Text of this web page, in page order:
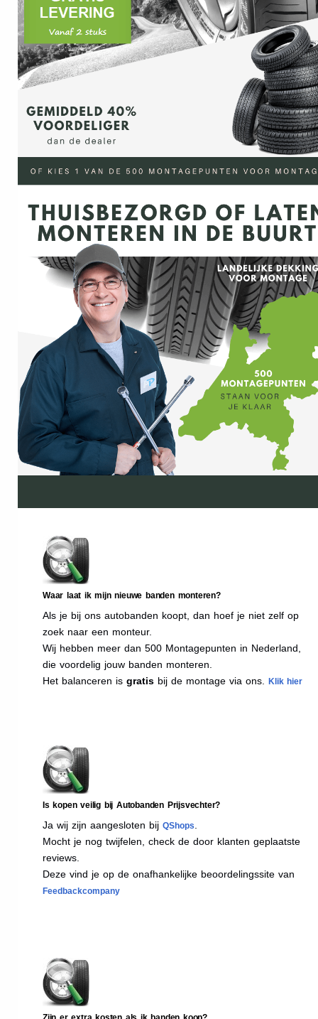
Waar laat ik mijn nieuwe banden monteren?
Als je bij ons autobanden koopt, dan hoef je niet zelf op
zoek naar een monteur.
Wij hebben meer dan 500 Montagepunten in Nederland,
die voordelig jouw banden monteren.
Het balanceren is gratis bij de montage via ons. Klik hier
Is kopen veilig bij Autobanden Prijsvechter?
Ja wij zijn aangesloten bij QShops
Mocht je nog twijfelen, check de door klanten geplaatste
reviews.
Deze vind je op de onafhankelijke beoordelingssite van
Feedbackcompany